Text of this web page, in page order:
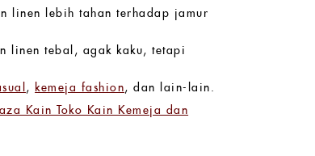
linen lebih tahan terhadap jamur
linen tebal, agak kaku, tetapi
, kemeja fashion, dan lain-lain.
Kain Toko Kain Kemeja dan